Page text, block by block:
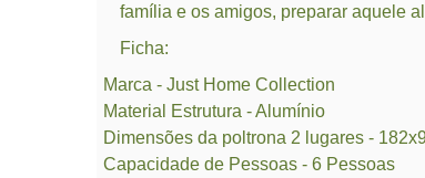
família e os amigos, preparar aquele
Ficha:
Marca - Just Home Collection
Material Estrutura - Alumínio
Dimensões da poltrona 2 lugares -
Capacidade de Pessoas - 6 Pessoas